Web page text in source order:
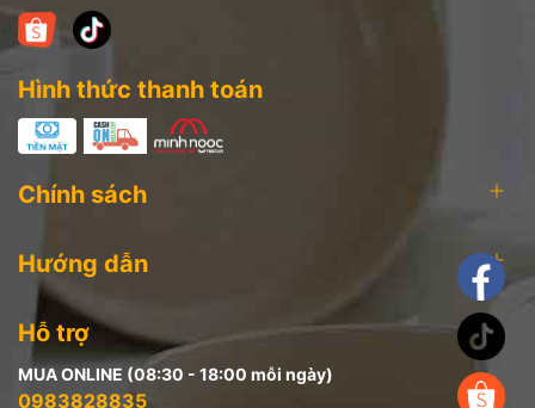
Hình thức thanh toán
Chính sách
Hướng dẫn
Hỗ trợ
MUA ONLINE (08:30 - 18:00 mỗi ngày)
0983828835